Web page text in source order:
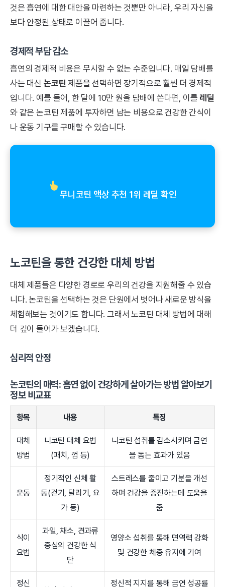
것은 흡연에 대한 대안을 마련하는 것뿐만 아니라, 우리 자신을
보다 안정된 상태로 이끌어 줍니다.
경제적 부담 감소
흡연의 경제적 비용은 무시할 수 없는 수준입니다. 매일 담배를
사는 대신 논코틴 제품을 선택하면 장기적으로 훨씬 더 경제적
입니다. 예를 들어, 한 달에 10만 원을 담배에 쓴다면, 이를 레딜
와 같은 논코틴 제품에 투자하면 남는 비용으로 건강한 간식이
나 운동 기구를 구매할 수 있습니다.
무니코틴 액상 추천 1위 레딜 확인
노코틴을 통한 건강한 대체 방법
대체 제품들은 다양한 경로로 우리의 건강을 지원해줄 수 있습
니다. 논코틴을 선택하는 것은 단원에서 벗어나 새로운 방식을
체험해보는 것이기도 합니다. 그래서 노코틴 대체 방법에 대해
더 깊이 들어가 보겠습니다.
심리적 안정
논코틴의 매력: 흡연 없이 건강하게 살아가는 방법 알아보기
정보 비교표
항목 내용 특징
대체
방법
니코틴 대체 요법
(패치, 껌 등)
니코틴 섭취를 감소시키며 금연
을 돕는 효과가 있음
운동
정기적인 신체 활
동(걷기, 달리기, 요
가 등)
스트레스를 줄이고 기분을 개선
하며 건강을 증진하는데 도움을
줌
식이
요법
과일, 채소, 견과류
중심의 건강한 식
단
영양소 섭취를 통해 면역력 강화
및 건강한 체중 유지에 기여
정신 정신적 지지를 통해 금연 성공률